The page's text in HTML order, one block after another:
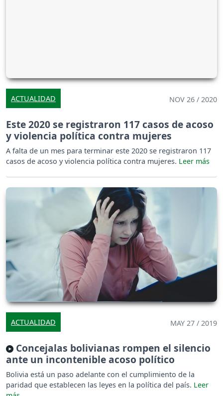
ACTUALIDAD NOV 26 / 2020
Este 2020 se registraron 117 casos de acoso
y violencia política contra mujeres
A falta de un mes para terminar este 2020 se registraron 117
casos de acoso y violencia política contra mujeres.
ACTUALIDAD MAY 27 / 2019
Concejalas bolivianas rompen el silencio
ante un incontenible acoso político
Bolivia está un paso adelante con el cumplimiento de la
paridad que establecen las leyes en la política del país.